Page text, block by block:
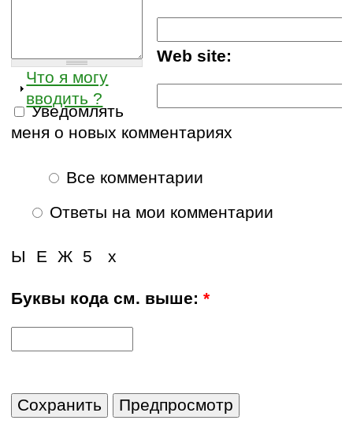
Web site:
Что я могу
вводить ?
Уведомлять
меня о новых комментариях
Все комментарии
Ответы на мои комментарии
Е Ж
Ы х
5
Буквы кода см. выше:*